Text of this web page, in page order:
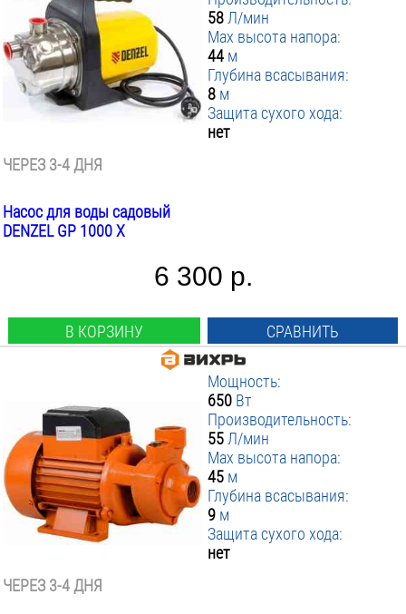
58 Л/мин
Max высота напора:
44 м
Глубина всасывания:
8 м
Защита сухого хода:
нет
ЧЕРЕЗ 3-4 ДНЯ
Насос для воды садовый
DENZEL GP 1000 Х
6 300 р.
В КОРЗИНУ СРАВНИТЬ
Мощность:
650 Вт
Производительность:
55 Л/мин
Max высота напора:
45 м
Глубина всасывания:
9 м
Защита сухого хода:
нет
ЧЕРЕЗ 3-4 ДНЯ